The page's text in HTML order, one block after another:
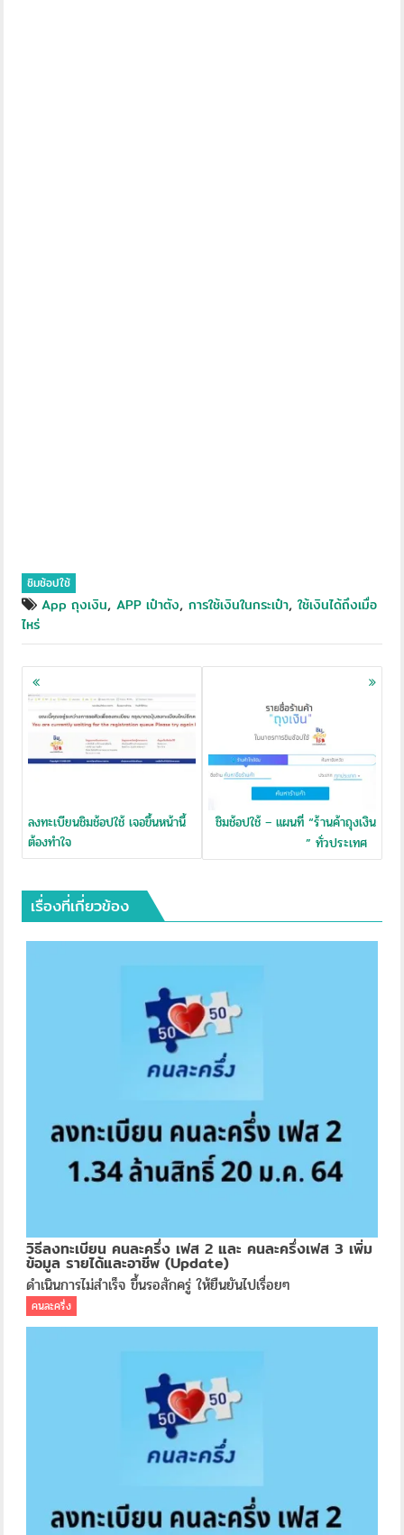
ชิมช้อปใช้
App ถุงเงิน,APP เป๋าตัง,การใช้เงินในกระเป๋า,ใช้เงินได้ถึงเมื่อ
ไหร่
Posts
navigation
ลงทะเบียนชิมช้อปใช้ เจอขึ้นหน้านี้
ต้องทำใจ
ชิมช้อปใช้ – แผนที่ “ร้านค้าถุงเงิน
” ทั่วประเทศ
เรื่องที่เกี่ยวข้อง
วิธีลงทะเบียน คนละครึ่ง เฟส 2 และ คนละครึ่งเฟส 3 เพิ่ม
ข้อมูล รายได้และอาชีพ (Update)
ดำเนินการไม่สำเร็จ ขึ้นรอสักครู่ ให้ยืนยันไปเรื่อยๆ
คนละครึ่ง